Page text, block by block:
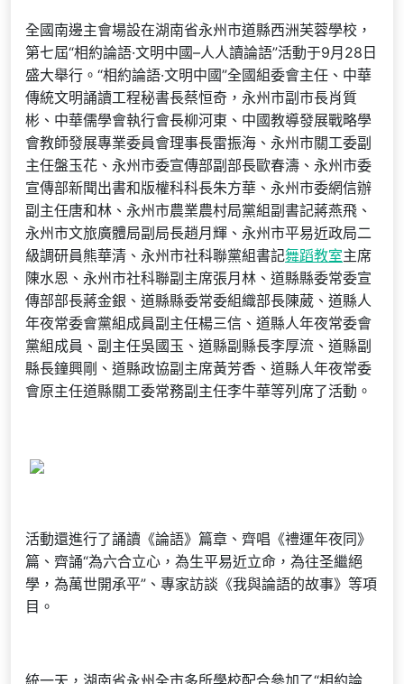
全國南邊主會場設在湖南省永州市道縣西洲芙蓉學校，
第七屆“相約論語·文明中國–人人讀論語”活動于9月28日
盛大舉行。“相約論語·文明中國”全國組委會主任、中華
傳統文明誦讀工程秘書長蔡恒奇，永州市副市長肖質
彬、中華儒學會執行會長柳河東、中國教導發展戰略學
會教師發展專業委員會理事長雷振海、永州市關工委副
主任盤玉花、永州市委宣傳部副部長歐春濤、永州市委
宣傳部新聞出書和版權科科長朱方華、永州市委網信辦
副主任唐和林、永州市農業農村局黨組副書記蔣燕飛、
永州市文旅廣體局副局長趙月輝、永州市平易近政局二
級調研員熊華清、永州市社科聯黨組書記舞蹈教室主席
陳水恩、永州市社科聯副主席張月林、道縣縣委常委宣
傳部部長蔣金銀、道縣縣委常委組織部長陳葳、道縣人
年夜常委會黨組成員副主任楊三信、道縣人年夜常委會
黨組成員、副主任吳國玉、道縣副縣長李厚流、道縣副
縣長鐘興剛、道縣政協副主席黃芳香、道縣人年夜常委
會原主任道縣關工委常務副主任李牛華等列席了活動。
活動還進行了誦讀《論語》篇章、齊唱《禮運年夜同》
篇、齊誦“為六合立心，為生平易近立命，為往圣繼絕
學，為萬世開承平”、專家訪談《我與論語的故事》等項
目。
統一天，湖南省永州全市多所學校配合參加了“相約論